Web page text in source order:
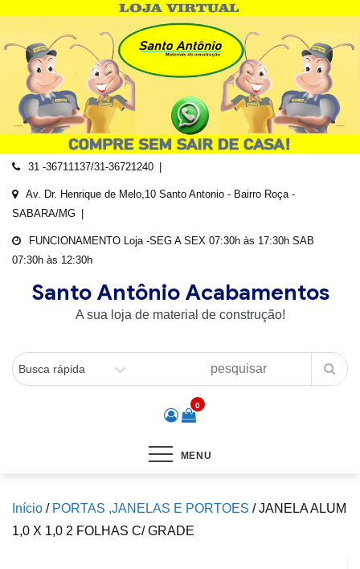
content
31 -36711137/31-36721240
Av. Dr. Henrique de Melo,10 Santo Antonio - Bairro Roça -
SABARA/MG
FUNCIONAMENTO Loja -SEG A SEX 07:30h às 17:30h SAB
07:30h às 12:30h
Santo Antônio Acabamentos
A sua loja de material de construção!
0
MENU
Início / PORTAS ,JANELAS E PORTOES / JANELA ALUM
1,0 X 1,0 2 FOLHAS C/ GRADE